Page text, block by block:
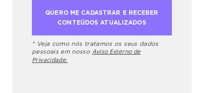
* Veja como nós tratamos os seus dados
pessoais em nosso Aviso Externo de
Privacidade.